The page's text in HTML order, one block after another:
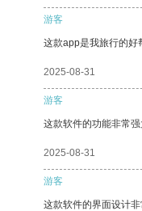
游客
这款app是我旅行的好
2025-08-31
游客
这款软件的功能非常强
2025-08-31
游客
这款软件的界面设计非